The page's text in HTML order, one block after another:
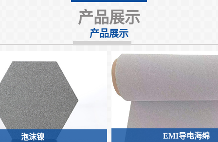
产品展示
产品展示
泡沫镍 EMI导电海绵